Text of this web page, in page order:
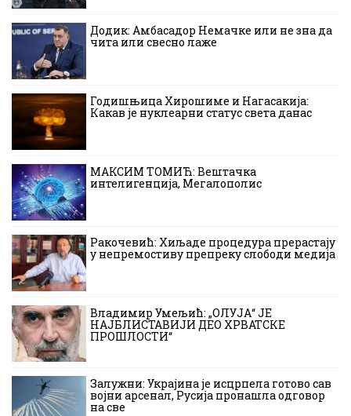
Додик: Амбасадор Немачке или не зна да
чита или свесно лаже
Годишњица Хирошиме и Нагасакија:
Какав је нуклеарни статус света данас
МАКСИМ ТОМИЋ: Вештачка
интелигенција, Мегалополис
Ракочевић: Хиљаде процедура прерастају
у непремостиву препреку слободи медија
Владимир Умељић: „ОЛУЈА“ ЈЕ
НАЈБЛИСТАВИЈИ ДЕО ХРВАТСКЕ
ПРОШЛОСТИ“
Залужни: Украјина је исцрпела готово сав
војни арсенал, Русија пронашла одговор
на све